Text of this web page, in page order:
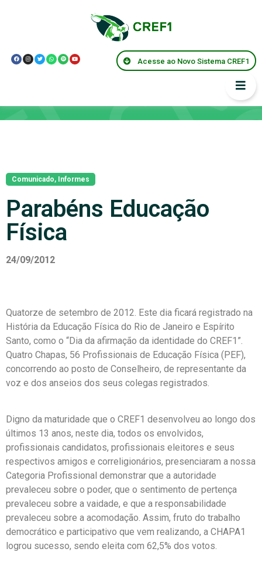
Acesse ao Novo Sistema CREF1
Comunicado, Informes
Parabéns Educação
Física
24/09/2012
Quatorze de setembro de 2012. Este dia ficará registrado na
História da Educação Física do Rio de Janeiro e Espírito
Santo, como o “Dia da afirmação da identidade do CREF1”.
Quatro Chapas, 56 Profissionais de Educação Física (PEF),
concorrendo ao posto de Conselheiro, de representante da
voz e dos anseios dos seus colegas registrados.
Digno da maturidade que o CREF1 desenvolveu ao longo dos
últimos 13 anos, neste dia, todos os envolvidos,
profissionais candidatos, profissionais eleitores e seus
respectivos amigos e correligionários, presenciaram a nossa
Categoria Profissional demonstrar que a autoridade
prevaleceu sobre o poder, que o sentimento de pertença
prevaleceu sobre a vaidade, e que a responsabilidade
prevaleceu sobre a acomodação. Assim, fruto do trabalho
democrático e participativo que vem realizando, a CHAPA1
logrou sucesso, sendo eleita com 62,5% dos votos.